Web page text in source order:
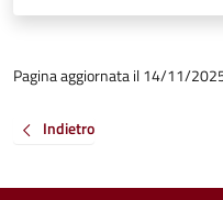
Pagina aggiornata il 14/11/
Indietro